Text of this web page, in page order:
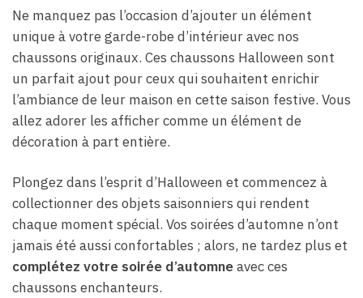
Ne manquez pas l’occasion d’ajouter un élément
unique à votre garde-robe d’intérieur avec nos
chaussons originaux. Ces chaussons Halloween sont
un parfait ajout pour ceux qui souhaitent enrichir
l’ambiance de leur maison en cette saison festive. Vous
allez adorer les afficher comme un élément de
décoration à part entière.
Plongez dans l’esprit d’Halloween et commencez à
collectionner des objets saisonniers qui rendent
chaque moment spécial. Vos soirées d’automne n’ont
jamais été aussi confortables ; alors, ne tardez plus et
complétez votre soirée d’automneavec ces
chaussons enchanteurs.